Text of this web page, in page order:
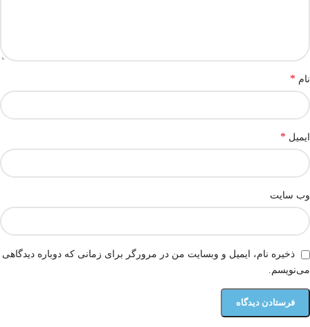
نام *
ایمیل *
وب‌ سایت
ذخیره نام، ایمیل و وبسایت من در مرورگر برای زمانی که دوباره دیدگاهی
می‌نویسم.